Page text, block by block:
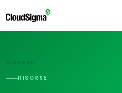
RISORSE
RISORSE